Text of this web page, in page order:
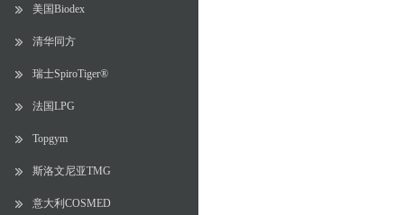
美国Biodex
清华同方
瑞士SpiroTiger®
法国LPG
Topgym
斯洛文尼亚TMG
意大利COSMED